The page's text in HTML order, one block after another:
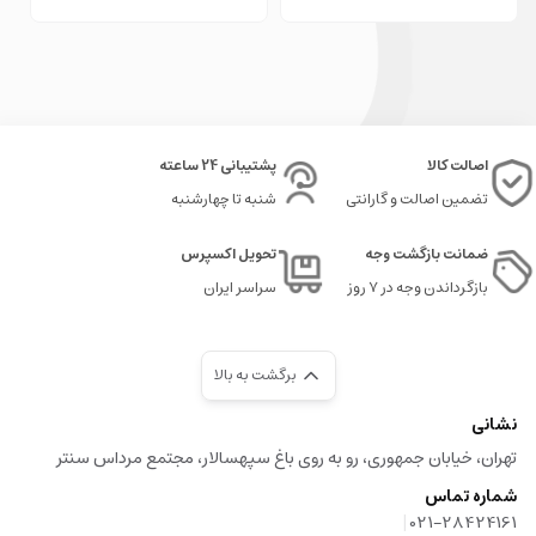
اصالت کالا
تضمین اصالت و گارانتی
پشتیبانی 24 ساعته
شنبه تا چهارشنبه
ضمانت بازگشت وجه
بازگرداندن وجه در ۷ روز
تحویل اکسپرس
سراسر ایران
برگشت به بالا
نشانی
تهران، خیابان جمهوری، رو به روی باغ سپهسالار، مجتمع مرداس سنتر
شماره تماس
021-28424161
|